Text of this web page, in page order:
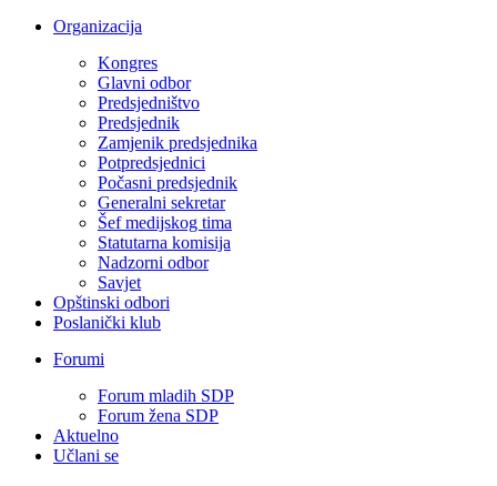
Organizacija
Kongres
Glavni odbor
Predsjedništvo
Predsjednik
Zamjenik predsjednika
Potpredsjednici
Počasni predsjednik
Generalni sekretar
Šef medijskog tima
Statutarna komisija
Nadzorni odbor
Savjet
Opštinski odbori
Poslanički klub
Forumi
Forum mladih SDP
Forum žena SDP
Aktuelno
Učlani se